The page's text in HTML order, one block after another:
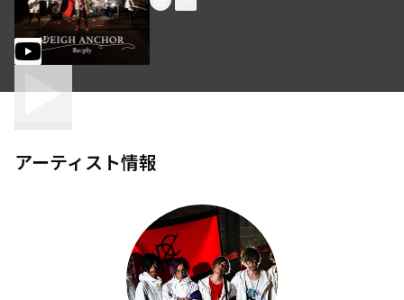
アーティスト情報